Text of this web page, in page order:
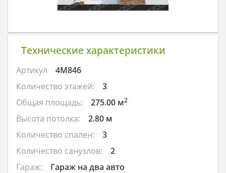
Технические характеристики
Артикул
4M846
Количество этажей:
3
Общая площадь:
275.00 м2
Высота потолка:
2.80 м
Количество спален:
3
Количество санузлов:
2
Гараж:
Гараж на два авто